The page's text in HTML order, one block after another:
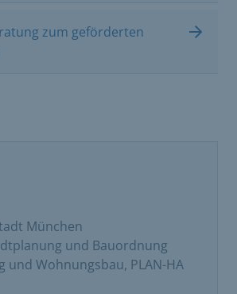
zum geförderten
München
und Bauordnung
und Wohnungsbau, PLAN-HA